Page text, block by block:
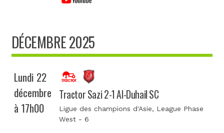
DÉCEMBRE 2025
Lundi 22
décembre
à 17h00
Tractor Sazi 2-1 Al-Duhail SC
Ligue des champions d'Asie, League Phase
West - 6